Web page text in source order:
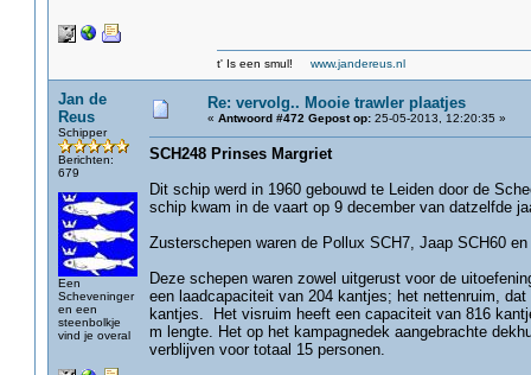
t' Is een smul! www.jandereus.nl
Jan de
Reus
Schipper
Berichten:
679
Een
Scheveninger
en een
steenbolkje
vind je overal
Re: vervolg.. Mooie trawler plaatjes
« Antwoord #472 Gepost op:25-05-2013, 12:20:35 »
SCH248 Prinses Margriet
Dit schip werd in 1960 gebouwd te Leiden door de
schip kwam in de vaart op 9 december van datzelfde
Zusterschepen waren de Pollux SCH7, Jaap SCH60 en
Deze schepen waren zowel uitgerust voor de
een laadcapaciteit van 204 kantjes; het nettenruim,
kantjes. Het visruim heeft een capaciteit van 816
m lengte. Het op het kampagnedek aangebrachte
verblijven voor totaal 15 personen.